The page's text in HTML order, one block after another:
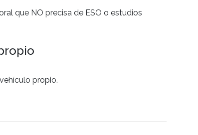
que NO precisa de ESO o estudios
propio.